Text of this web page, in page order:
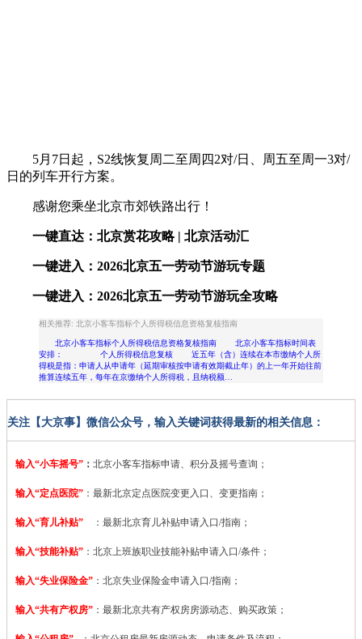
5月7日起，S2线恢复周二至周四2对/日、周五至周一3对/
日的列车开行方案。
感谢您乘坐北京市郊铁路出行！
一键直达 ： 北京赏花攻略 | 北京活动汇
一键进入： 2026北京五一劳动节游玩专题
一键进入： 2026北京五一劳动节游玩全攻略
相关推荐: 北京小客车指标个人所得税信息资格复核指南
北京小客车指标个人所得税信息资格复核指南 北京小客车指标时间表
安排： 个人所得税信息复核 近五年（含）连续在本市缴纳个人所
得税是指：申请人从申请年（延期审核按申请有效期截止年）的上一年开始往前
推算连续五年，每年在京缴纳个人所得税，且纳税额…
关注【大京事】微信公众号，输入关键词获得最新的相关信息：
输入“小车摇号” ： 北京小客车指标申请、积分及摇号查询；
输入“定点医院” ： 最新北京定点医院变更入口、变更指南；
输入“育儿补贴” ：最新北京育儿补贴申请入口/指南；
输入“技能补贴” ： 北京上班族职业技能补贴申请入口/条件；
输入“失业保险金” ：北京失业保险金申请入口/指南；
输入“共有产权房” ：最新北京共有产权房房源动态、购买政策；